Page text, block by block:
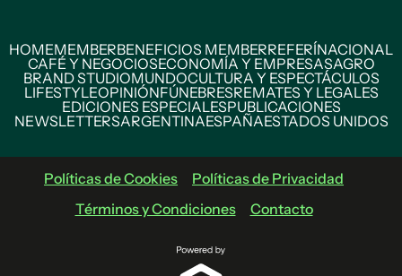
HOMEMEMBERBENEFICIOS MEMBERREFERÍNACIONAL
CAFÉ Y NEGOCIOSECONOMÍA Y EMPRESASAGRO
BRAND STUDIOMUNDOCULTURA Y ESPECTÁCULOS
LIFESTYLEOPINIÓNFÚNEBRESREMATES Y LEGALES
EDICIONES ESPECIALESPUBLICACIONES
NEWSLETTERSARGENTINAESPAÑAESTADOS UNIDOS
Políticas de Cookies
Políticas de Privacidad
Términos y Condiciones
Contacto